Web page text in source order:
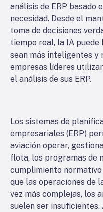
análisis de ERP basado
necesidad. Desde el
toma de decisiones
tiempo real, la IA puede
sean más inteligentes y
empresas líderes
el análisis de sus ERP.
Los sistemas de
empresariales (ERP)
aviación operar,
flota, los programas de
cumplimiento normativo
que las operaciones de
vez más complejas, los
suelen ser insuficientes.